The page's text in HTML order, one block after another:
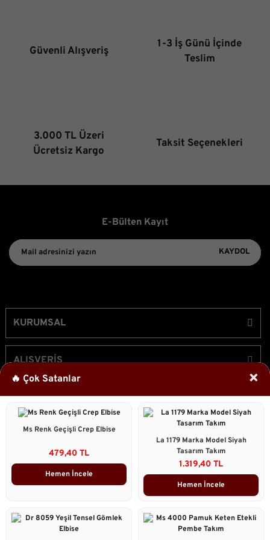
🔥 Çok Satanlar ×
Ms Renk Geçişli Crep Elbise
479,40 TL
Hemen İncele
La 1179 Marka Model Siyah
Tasarım Takım
1.319,40 TL
Hemen İncele
Ürün fiyatı diğer sitelerden daha pahalı.
Güvenli Alışveriş
1-3 İş Günü İçinde
Teslim
3.000 TL Üzeri
Ücretsiz Kargo
Taksit Seçenekleri
E-Bülten Kayıt
KAYDOL
KURUMSAL
ALIŞVERİŞ
ÜYELİK
Bizi Takip Edin!
Kredi kartı bilgileriniz 256bit SSL sertifikası ile korunmaktadır.